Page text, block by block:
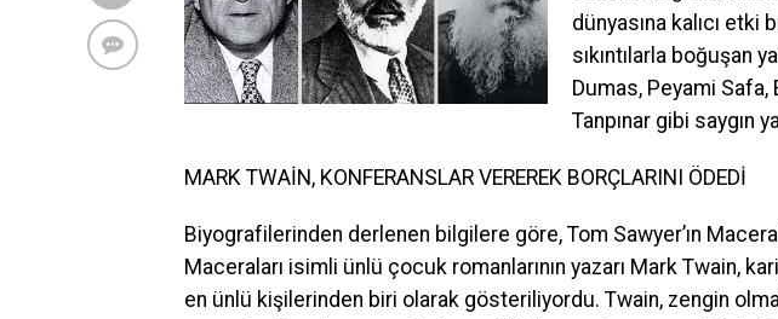
dünyasına kalıcı etki
sıkıntılarla boğuşan
Dumas, Peyami Safa,
Tanpınar gibi saygın
MARK TWAİN, KONFERANSLAR VEREREK BORÇLARINI ÖDEDİ
Biyografilerinden derlenen bilgilere göre, Tom Sawyer’ın
Maceraları isimli ünlü çocuk romanlarının yazarı Mark Twain,
en ünlü kişilerinden biri olarak gösteriliyordu. Twain, zengin